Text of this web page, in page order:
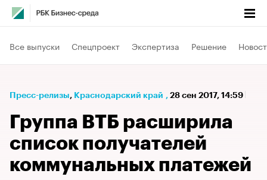
Все выпуски Спецпроект Экспертиза Решение
Пресс-релизы⁠, Краснодарский край , 28 сен 2017, 14:59
Группа ВТБ расширила
список получателей
коммунальных платежей